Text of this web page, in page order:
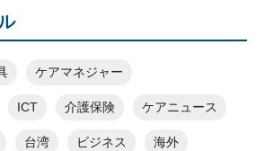
ケアマネジャー
ICT 介護保険 ケアニュース
台湾 ビジネス 海外